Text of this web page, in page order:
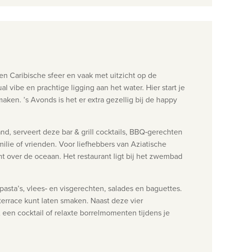
Caribische sfeer en vaak met uitzicht op de
vibe en prachtige ligging aan het water. Hier start je
’s Avonds is het er extra gezellig bij de happy
of vrienden. Voor liefhebbers van Aziatische
over de oceaan. Het restaurant ligt bij het zwembad
vlees‑ en visgerechten, salades en baguettes.
kunt laten smaken. Naast deze vier
cocktail of relaxte borrelmomenten tijdens je